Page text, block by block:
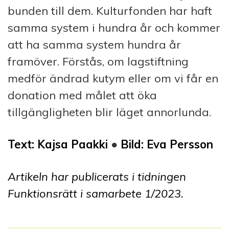
bunden till dem. Kulturfonden har haft
samma system i hundra år och kommer
att ha samma system hundra år
framöver. Förstås, om lagstiftning
medför ändrad kutym eller om vi får en
donation med målet att öka
tillgängligheten blir läget annorlunda.
Text: Kajsa Paakki ● Bild: Eva Persson
Artikeln har publicerats i tidningen
Funktionsrätt i samarbete 1/2023.